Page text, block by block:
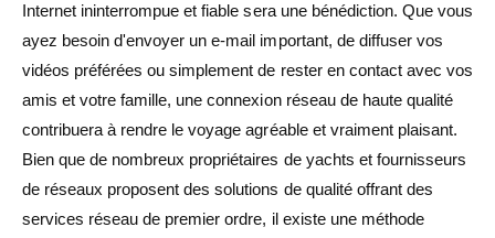
Internet ininterrompue et fiable sera une bénédiction. Que vous
ayez besoin d'envoyer un e-mail important, de diffuser vos
vidéos préférées ou simplement de rester en contact avec vos
amis et votre famille, une connexion réseau de haute qualité
contribuera à rendre le voyage agréable et vraiment plaisant.
Bien que de nombreux propriétaires de yachts et fournisseurs
de réseaux proposent des solutions de qualité offrant des
services réseau de premier ordre, il existe une méthode